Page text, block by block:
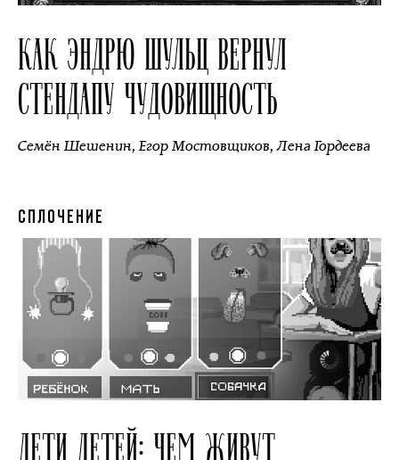
КАК ЭНДРЮ ШУЛЬЦ ВЕРНУЛ
СТЕНДАПУ ЧУДОВИЩНОСТЬ
Семён Шешенин,Егор Мостовщиков,Лена Гордеева
СПЛОЧЕНИЕ
ДЕТИ ДЕТЕЙ: ЧЕМ ЖИВУТ